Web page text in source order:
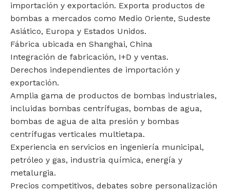
importación y exportación. Exporta productos de
bombas a mercados como Medio Oriente, Sudeste
Asiático, Europa y Estados Unidos.
Fábrica ubicada en Shanghai, China
Integración de fabricación, I+D y ventas.
Derechos independientes de importación y
exportación.
Amplia gama de productos de bombas industriales,
incluidas bombas centrífugas, bombas de agua,
bombas de agua de alta presión y bombas
centrífugas verticales multietapa.
Experiencia en servicios en ingeniería municipal,
petróleo y gas, industria química, energía y
metalurgia.
Precios competitivos, debates sobre personalización